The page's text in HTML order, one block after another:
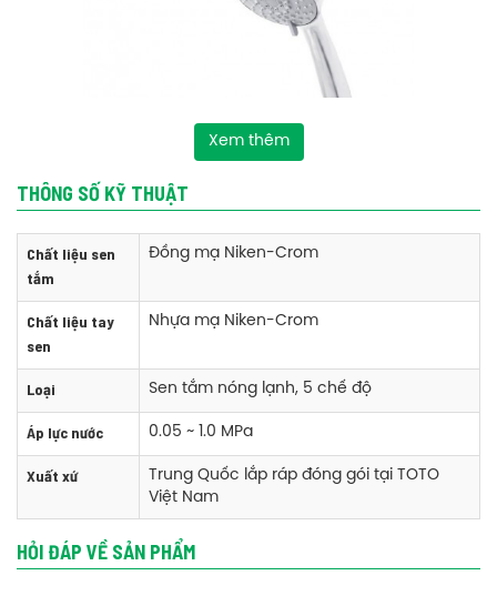
Phụ kiện bộ sen TOTO TBG02302V/DGH108ZR nóng lạnh tay sen 5
chế độ
+ Củ Sen, tay sen, dây sen và gác sen
Tính năng bộ sen TOTO TBG02302V/DGH108ZR nóng lạnh tay sen 5
chế độ
Xem thêm
THÔNG SỐ KỸ THUẬT
Chất liệu sen
tắm
Đồng mạ Niken-Crom
Chất liệu tay
sen
Nhựa mạ Niken-Crom
Loại Sen tắm nóng lạnh, 5 chế độ
Áp lực nước 0.05 ~ 1.0 MPa
Xuất xứ
Trung Quốc lắp ráp đóng gói tại TOTO
Việt Nam
HỎI ĐÁP VỀ SẢN PHẨM